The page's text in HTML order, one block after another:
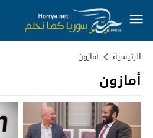
الرئيسية أمازون
أمازون